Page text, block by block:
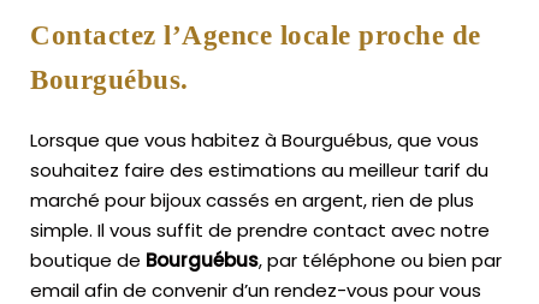
Contactez l’Agence locale proche de
Bourguébus.
Lorsque que vous habitez à Bourguébus, que vous
souhaitez faire des estimations au meilleur tarif du
marché pour bijoux cassés en argent, rien de plus
simple. Il vous suffit de prendre contact avec notre
boutique de Bourguébus, par téléphone ou bien par
email afin de convenir d’un rendez-vous pour vous